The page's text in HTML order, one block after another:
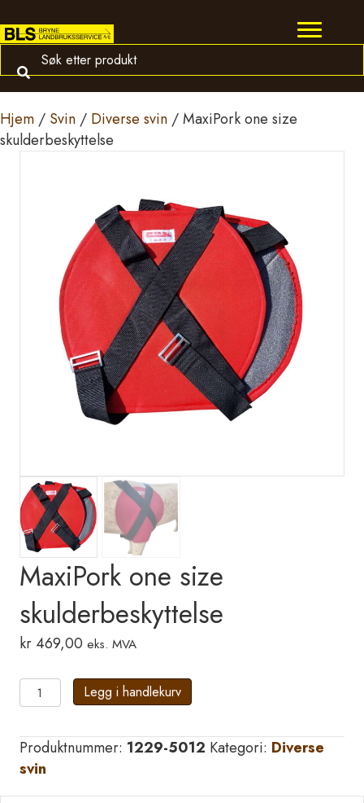
Hjem / Svin / Diverse svin / MaxiPork one size
skulderbeskyttelse
MaxiPork one size
skulderbeskyttelse
kr 469,00 eks. MVA
MaxiPork
one
skulderbeskyttelse
antall
Legg i handlekurv
Produktnummer: 1229-5012 Kategori: Diverse
svin